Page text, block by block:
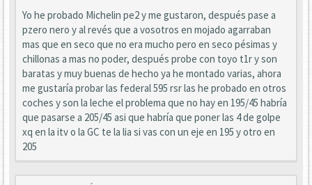
Yo he probado Michelin pe2 y me gustaron, después pase a
pzero nero y al revés que a vosotros en mojado agarraban
mas que en seco que no era mucho pero en seco pésimas y
chillonas a mas no poder, después probe con toyo t1r y son
baratas y muy buenas de hecho ya he montado varias, ahora
me gustaría probar las federal 595 rsr las he probado en otros
coches y son la leche el problema que no hay en 195/45 habría
que pasarse a 205/45 asi que habría que poner las 4 de golpe
xq en la itv o la GC te la lia si vas con un eje en 195 y otro en
205